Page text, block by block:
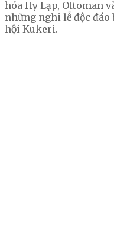
hóa Hy Lạp, Ottoman
những nghi lễ độc đáo
hội Kukeri.